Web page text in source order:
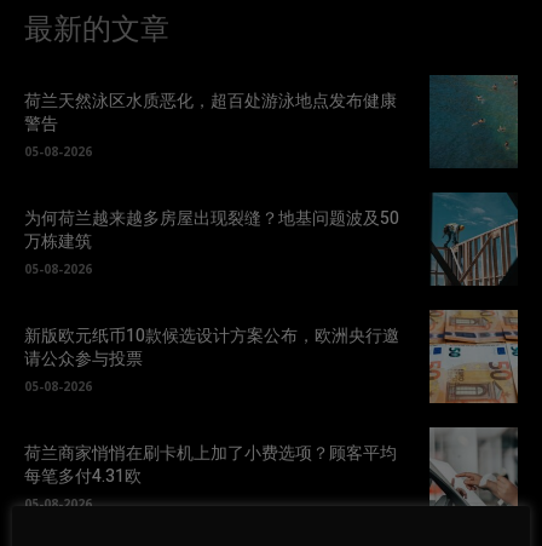
最新的文章
荷兰天然泳区水质恶化，超百处游泳地点发布健康
警告
05-08-2026
为何荷兰越来越多房屋出现裂缝？地基问题波及50
万栋建筑
05-08-2026
新版欧元纸币10款候选设计方案公布，欧洲央行邀
请公众参与投票
05-08-2026
荷兰商家悄悄在刷卡机上加了小费选项？顾客平均
每笔多付4.31欧
05-08-2026